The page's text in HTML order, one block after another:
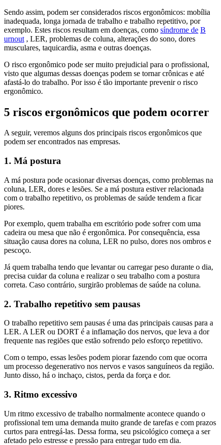
Sendo assim, podem ser considerados riscos ergonômicos: mobília
inadequada, longa jornada de trabalho e trabalho repetitivo, por
exemplo. Estes riscos resultam em doenças, como síndrome de B
urnout , LER, problemas de coluna, alterações do sono, dores
musculares, taquicardia, asma e outras doenças.
O risco ergonômico pode ser muito prejudicial para o profissional,
visto que algumas dessas doenças podem se tornar crônicas e até
afastá-lo do trabalho. Por isso é tão importante prevenir o risco
ergonômico.
5 riscos ergonômicos que podem ocorrer
A seguir, veremos alguns dos principais riscos ergonômicos que
podem ser encontrados nas empresas.
1. Má postura
A má postura pode ocasionar diversas doenças, como problemas na
coluna, LER, dores e lesões. Se a má postura estiver relacionada
com o trabalho repetitivo, os problemas de saúde tendem a ficar
piores.
Por exemplo, quem trabalha em escritório pode sofrer com uma
cadeira ou mesa que não é ergonômica. Por consequência, essa
situação causa dores na coluna, LER no pulso, dores nos ombros e
pescoço.
Já quem trabalha tendo que levantar ou carregar peso durante o dia,
precisa cuidar da coluna e realizar o seu trabalho com a postura
correta. Caso contrário, surgirão problemas de saúde na coluna.
2. Trabalho repetitivo sem pausas
O trabalho repetitivo sem pausas é uma das principais causas para a
LER. A LER ou DORT é a inflamação dos nervos, que leva a dor
frequente nas regiões que estão sofrendo pelo esforço repetitivo.
Com o tempo, essas lesões podem piorar fazendo com que ocorra
um processo degenerativo nos nervos e vasos sanguíneos da região.
Junto disso, há o inchaço, cistos, perda da força e dor.
3. Ritmo excessivo
Um ritmo excessivo de trabalho normalmente acontece quando o
profissional tem uma demanda muito grande de tarefas e com prazos
curtos para entregá-las. Dessa forma, seu psicológico começa a ser
afetado pelo estresse e pressão para entregar tudo em dia.